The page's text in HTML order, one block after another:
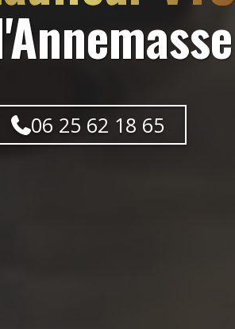
06 25 62 18 65